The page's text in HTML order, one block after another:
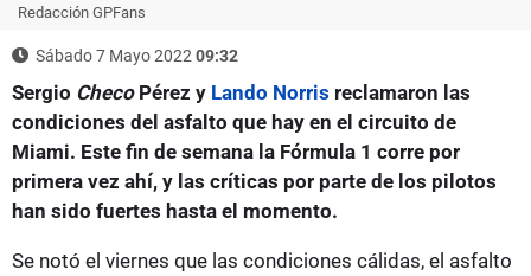
Redacción GPFans
Sábado 7 Mayo 2022 09:32
Sergio ChecoPérez y Lando Norris reclamaron las
condiciones del asfalto que hay en el circuito de
Miami. Este fin de semana la Fórmula 1 corre por
primera vez ahí, y las críticas por parte de los pilotos
han sido fuertes hasta el momento.
Se notó el viernes que las condiciones cálidas, el asfalto